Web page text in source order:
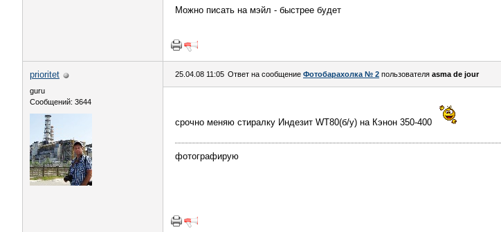
Можно писать на мэйл - быстрее будет
prioritet
guru
Сообщений: 3644
25.04.08 11:05 Ответ на сообщение Фотобарахолка № 2 пользователя asma de jour
срочно меняю стиралку Индезит WT80(б/у) на Кэнон 350-400
фотографирую